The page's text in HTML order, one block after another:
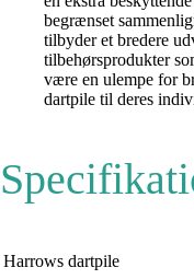
begrænset
tilbyder et bredere
tilbehørsprodukter
være en ulempe for
dartpile til deres
Harrows dartpile